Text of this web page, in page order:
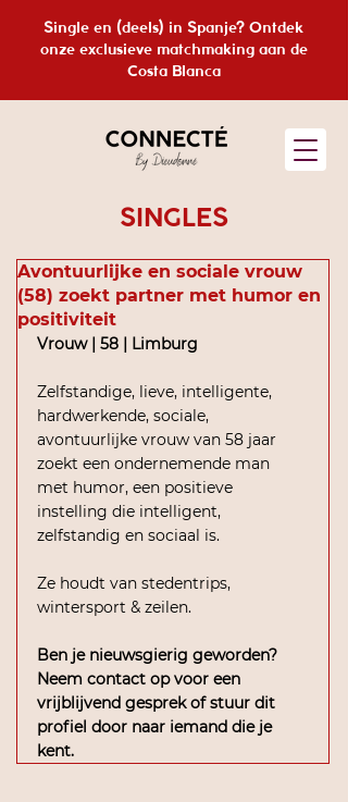
Single en (deels) in Spanje? Ontdek
onze exclusieve matchmaking aan de
Costa Blanca
SINGLES
Avontuurlijke en sociale vrouw
(58) zoekt partner met humor en
positiviteit
Vrouw | 58 | Limburg
Zelfstandige, lieve, intelligente,
hardwerkende, sociale,
avontuurlijke vrouw van 58 jaar
zoekt een ondernemende man
met humor, een positieve
instelling die intelligent,
zelfstandig en sociaal is.
Ze houdt van stedentrips,
wintersport & zeilen.
Ben je nieuwsgierig geworden?
Neem contact op voor een
vrijblijvend gesprek of stuur dit
profiel door naar iemand die je
kent.